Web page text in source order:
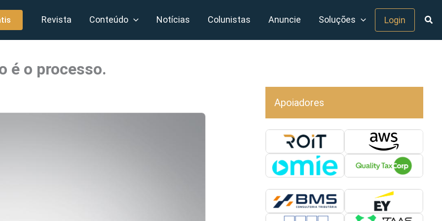
Revista Conteúdo Notícias Colunistas Anuncie Soluções Login
é o processo.
Apoiadores